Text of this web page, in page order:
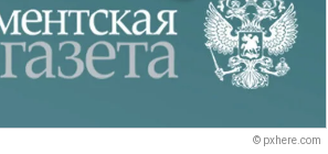
© pxhere.com